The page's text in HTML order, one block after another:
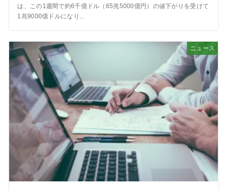
は、この1週間で約6千億ドル（65兆5000億円）の値下がりを受けて
1兆9000億ドルになり...
ニュース